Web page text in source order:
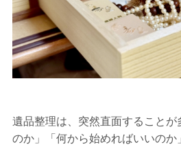
遺品整理は、突然直面することが
のか」「何から始めればいいのか